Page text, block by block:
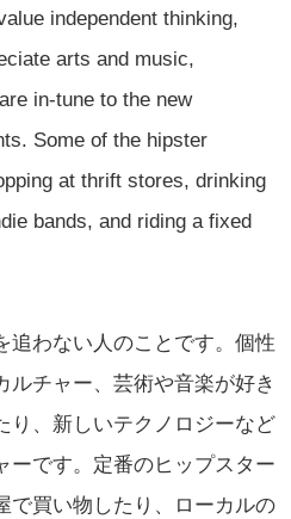
independent thinking,
arts and music,
in-tune to the new
Some of the hipster
at thrift stores, drinking
bands, and riding a fixed
追わない人のことです。個性
ルチャー、芸術や音楽が好き
り、新しいテクノロジーなど
ーです。定番のヒップスター
で買い物したり、ローカルの